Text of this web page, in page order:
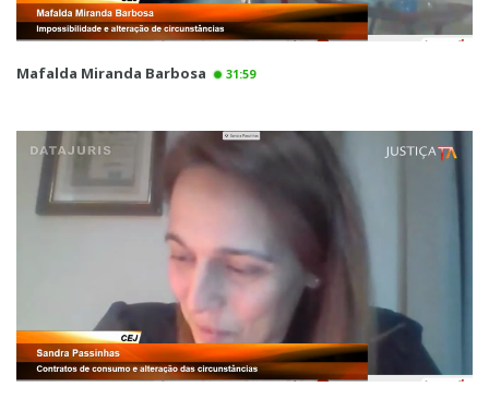
Mafalda Miranda Barbosa 31:59